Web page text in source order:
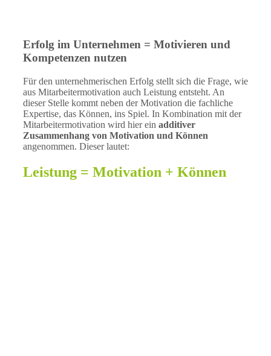
Erfolg im Unternehmen = Motivieren und
Kompetenzen nutzen
Für den unternehmerischen Erfolg stellt sich die Frage, wie
aus Mitarbeitermotivation auch Leistung entsteht. An
dieser Stelle kommt neben der Motivation die fachliche
Expertise, das Können, ins Spiel. In Kombination mit der
Mitarbeitermotivation wird hier ein additiver
Zusammenhang von Motivation und Können
angenommen. Dieser lautet:
Leistung = Motivation + Können